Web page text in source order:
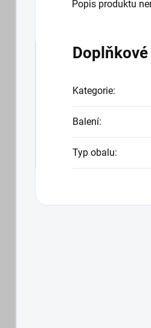
Popis produktu
Kategorie:
Balení:
Typ obalu: